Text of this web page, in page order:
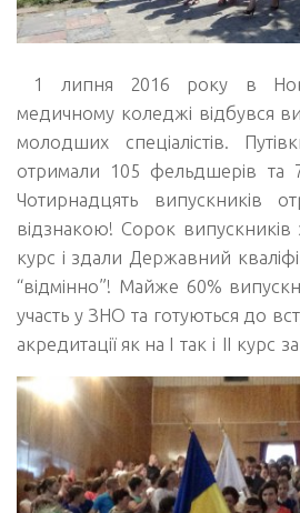
1 липня 2016 року в
медичному коледжі відбувся
молодших спеціалістів.
отримали 105 фельдшерів та
Чотирнадцять випускників
відзнакою! Сорок випускників
курс і здали Державний
“відмінно”! Майже 60%
участь у ЗНО та готуються до
акредитації як на I так і II курс